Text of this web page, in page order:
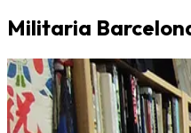
Militaria